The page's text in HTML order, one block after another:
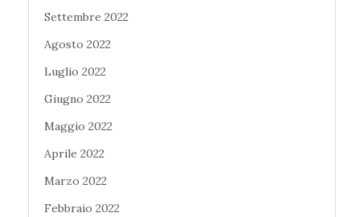
Settembre 2022
Agosto 2022
Luglio 2022
Giugno 2022
Maggio 2022
Aprile 2022
Marzo 2022
Febbraio 2022